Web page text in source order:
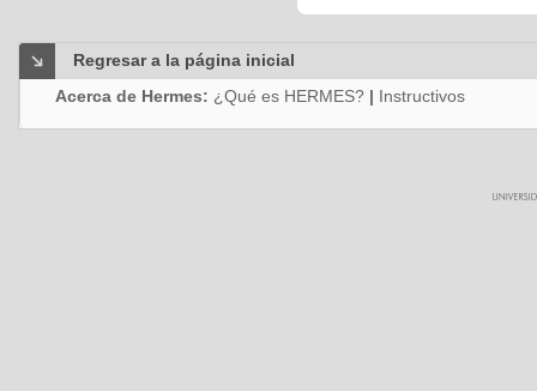
Regresar a la página inicial
Acerca de Hermes: ¿Qué es HERMES? | Instructivos